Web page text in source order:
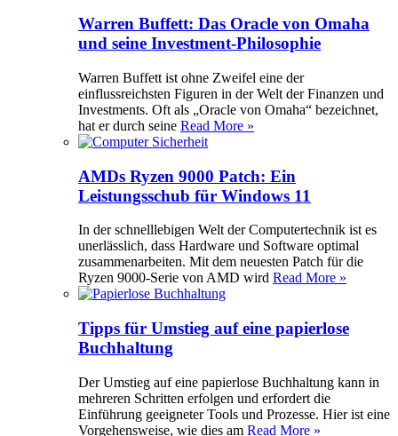
Warren Buffett: Das Oracle von Omaha
und seine Investment-Philosophie
Warren Buffett ist ohne Zweifel eine der
einflussreichsten Figuren in der Welt der Finanzen und
Investments. Oft als „Oracle von Omaha“ bezeichnet,
hat er durch seine Read More »
AMDs Ryzen 9000 Patch: Ein
Leistungsschub für Windows 11
In der schnelllebigen Welt der Computertechnik ist es
unerlässlich, dass Hardware und Software optimal
zusammenarbeiten. Mit dem neuesten Patch für die
Ryzen 9000-Serie von AMD wird Read More »
Tipps für Umstieg auf eine papierlose
Buchhaltung
Der Umstieg auf eine papierlose Buchhaltung kann in
mehreren Schritten erfolgen und erfordert die
Einführung geeigneter Tools und Prozesse. Hier ist eine
Vorgehensweise, wie dies am Read More »